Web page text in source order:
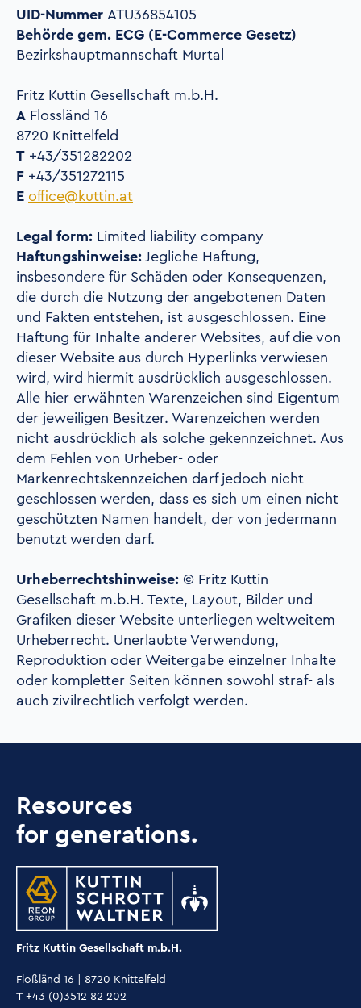
UID-NummerATU36854105
Behörde gem. ECG (E-Commerce Gesetz)
Bezirkshauptmannschaft Murtal
Fritz Kuttin Gesellschaft m.b.H.
A Flossländ 16
8720 Knittelfeld
T +43/351282202
F +43/351272115
E office@kuttin.at
Legal form: Limited liability company
Haftungshinweise:Jegliche Haftung,
insbesondere für Schäden oder Konsequenzen,
die durch die Nutzung der angebotenen Daten
und Fakten entstehen, ist ausgeschlossen. Eine
Haftung für Inhalte anderer Websites, auf die von
dieser Website aus durch Hyperlinks verwiesen
wird, wird hiermit ausdrücklich ausgeschlossen.
Alle hier erwähnten Warenzeichen sind Eigentum
der jeweiligen Besitzer. Warenzeichen werden
nicht ausdrücklich als solche gekennzeichnet. Aus
dem Fehlen von Urheber- oder
Markenrechtskennzeichen darf jedoch nicht
geschlossen werden, dass es sich um einen nicht
geschützten Namen handelt, der von jedermann
benutzt werden darf.
Urheberrechtshinweise: © Fritz Kuttin
Gesellschaft m.b.H.Texte, Layout, Bilder und
Grafiken dieser Website unterliegen weltweitem
Urheberrecht. Unerlaubte Verwendung,
Reproduktion oder Weitergabe einzelner Inhalte
oder kompletter Seiten können sowohl straf- als
auch zivilrechtlich verfolgt werden.
Resources
for generations.
Fritz Kuttin Gesellschaft m.b.H.
Floßländ 16 | 8720 Knittelfeld
T +43 (0)3512 82 202